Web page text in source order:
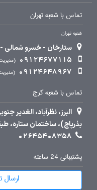
تماس با شعبه تهران
شعبه تهران
ستارخان - خسرو شمالی - برج
09124677115
09124648967
تماس با شعبه کرج
بذرپاچ)، ساختمان ستاره، طبقه 4،
02645408358
پشتیبانی 24 ساعته
ارسال